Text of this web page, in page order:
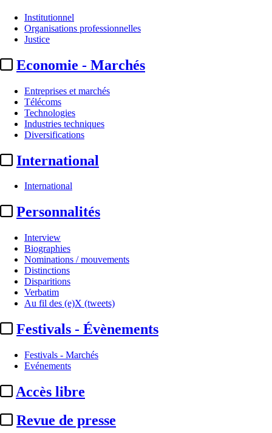
Institutionnel
Organisations professionnelles
Justice
Economie - Marchés
Entreprises et marchés
Télécoms
Technologies
Industries techniques
Diversifications
International
International
Personnalités
Interview
Biographies
Nominations / mouvements
Distinctions
Disparitions
Verbatim
Au fil des (e)X (tweets)
Festivals - Évènements
Festivals - Marchés
Evénements
Accès libre
Revue de presse
Groupe Vendôme :
organisation ; création de deux
postes de codirecteurs ...